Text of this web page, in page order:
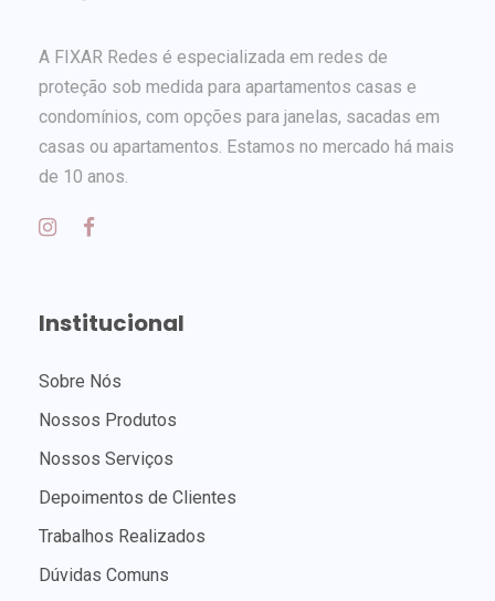
A FIXAR Redes é especializada em redes de
proteção sob medida para apartamentos casas e
condomínios, com opções para janelas, sacadas em
casas ou apartamentos. Estamos no mercado há mais
de 10 anos.
Institucional
Sobre Nós
Nossos Produtos
Nossos Serviços
Depoimentos de Clientes
Trabalhos Realizados
Dúvidas Comuns